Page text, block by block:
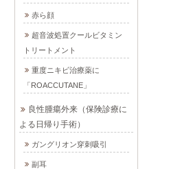
赤ら顔
超音波処置クールビタミン
トリートメント
重度ニキビ治療薬に
「ROACCUTANE」
良性腫瘍外来（保険診療に
よる日帰り手術）
ガングリオン穿刺吸引
副耳